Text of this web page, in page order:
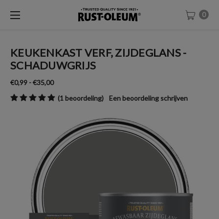
0
KEUKENKAST VERF, ZIJDEGLANS -
SCHADUWGRIJS
€0,99 - €35,00
(1 beoordeling)
Een beoordeling schrijven